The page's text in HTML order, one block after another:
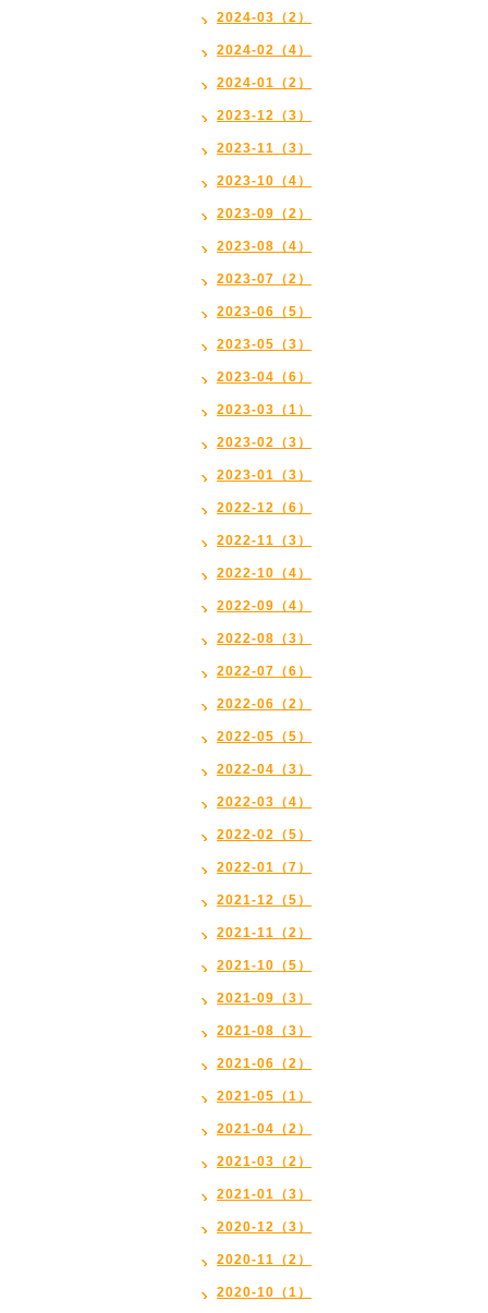
2024-03（2）
2024-02（4）
2024-01（2）
2023-12（3）
2023-11（3）
2023-10（4）
2023-09（2）
2023-08（4）
2023-07（2）
2023-06（5）
2023-05（3）
2023-04（6）
2023-03（1）
2023-02（3）
2023-01（3）
2022-12（6）
2022-11（3）
2022-10（4）
2022-09（4）
2022-08（3）
2022-07（6）
2022-06（2）
2022-05（5）
2022-04（3）
2022-03（4）
2022-02（5）
2022-01（7）
2021-12（5）
2021-11（2）
2021-10（5）
2021-09（3）
2021-08（3）
2021-06（2）
2021-05（1）
2021-04（2）
2021-03（2）
2021-01（3）
2020-12（3）
2020-11（2）
2020-10（1）